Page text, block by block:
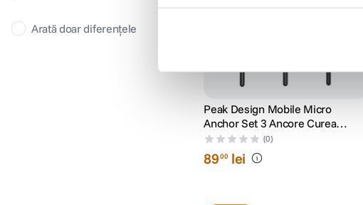
Arată doar diferențele
Peak Design Mobile Micro
Anchor Set 3 Ancore Curea
Telefon
(0)
8900 lei